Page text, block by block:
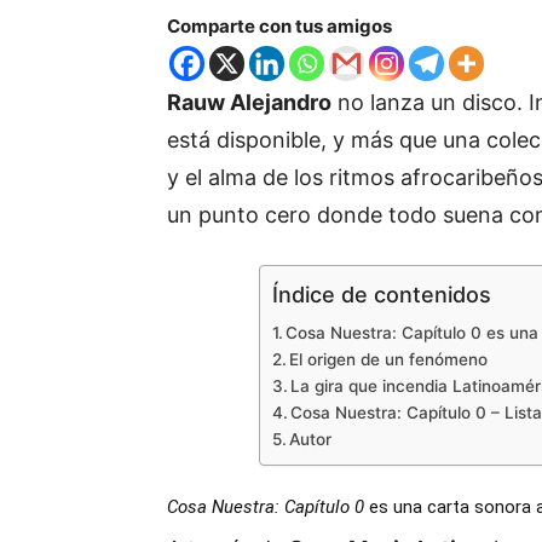
Comparte con tus amigos
Rauw Alejandro no lanza un disco.
está disponible, y más que una
y el alma de los ritmos
un punto cero donde todo suena
Índice de contenidos
Cosa Nuestra: Capítulo 0 es
El origen de un fenómeno
La gira que incendia
Cosa Nuestra: Capítulo 0 –
Autor
Cosa Nuestra: Capítulo 0 es una carta sonora